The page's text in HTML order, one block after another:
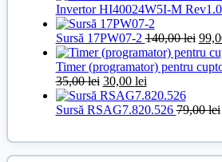
Invertor HI40024W5I-M
Sursă 17PW07-2140,00lei
a
Timer (programator) pentru
35,00lei Prețul
inițial
a
30,00 leiPrețul
curent
este:
Sursă RSAG7.820.52679,00lei